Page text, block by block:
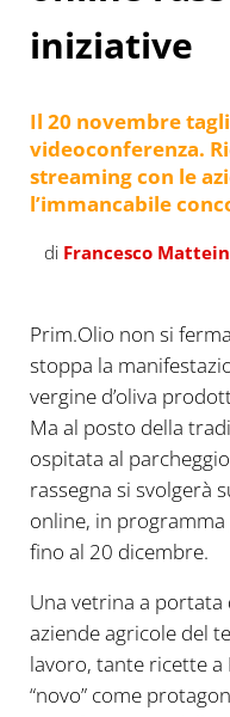
iniziative
Il 20 novembre
videoconferenza.
streaming con le
l’immancabile
di Francesco
Prim.Olio non si
stoppa la
vergine d’oliva
Ma al posto della
ospitata al
rassegna si svolgerà
online, in
fino al 20 dicembre.
Una vetrina a
aziende agricole del
lavoro, tante ricette a
“novo” come